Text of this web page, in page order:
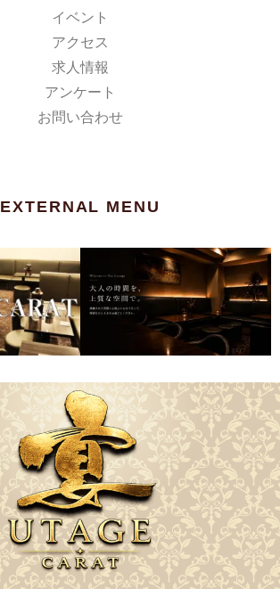
イベント
アクセス
求人情報
アンケート
お問い合わせ
EXTERNAL MENU